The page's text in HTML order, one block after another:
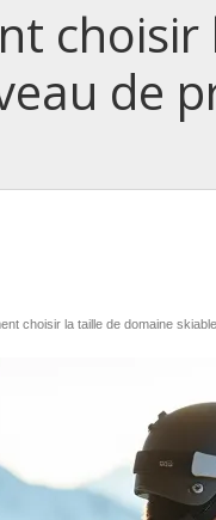
de
choisir la taille de domaine